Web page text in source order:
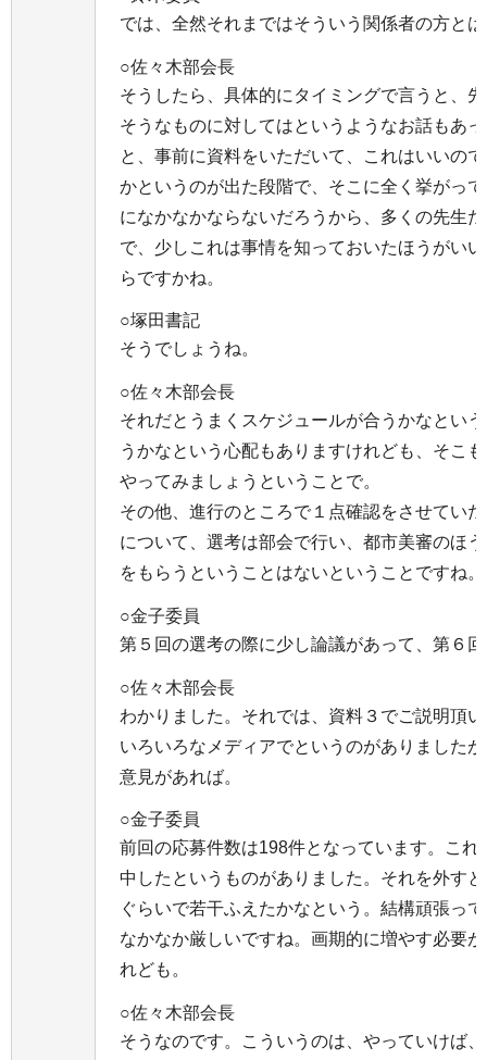
では、全然それまではそういう関係者の方と
○佐々木部会長
そうしたら、具体的にタイミングで言うと、
そうなものに対してはというようなお話もあ
と、事前に資料をいただいて、これはいいの
かというのが出た段階で、そこに全く挙がっ
になかなかならないだろうから、多くの先生
で、少しこれは事情を知っておいたほうがい
らですかね。
○塚田書記
そうでしょうね。
○佐々木部会長
それだとうまくスケジュールが合うかなとい
うかなという心配もありますけれども、そこ
やってみましょうということで。
その他、進行のところで１点確認をさせてい
について、選考は部会で行い、都市美審のほ
をもらうということはないということですね。
○金子委員
第５回の選考の際に少し論議があって、第６
○佐々木部会長
わかりました。それでは、資料３でご説明頂
いろいろなメディアでというのがありました
意見があれば。
○金子委員
前回の応募件数は198件となっています。これ
中したというものがありました。それを外す
ぐらいで若干ふえたかなという。結構頑張っ
なかなか厳しいですね。画期的に増やす必要
れども。
○佐々木部会長
そうなのです。こういうのは、やっていけば